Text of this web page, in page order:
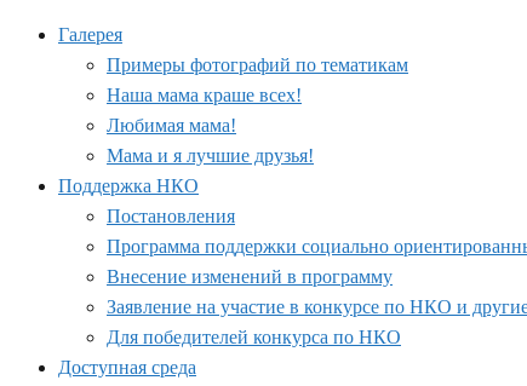
Галерея
Примеры фотографий по тематикам
Наша мама краше всех!
Любимая мама!
Мама и я лучшие друзья!
Поддержка НКО
Постановления
Программа поддержки социально
Внесение изменений в программу
Заявление на участие в конкурсе по НКО и
Для победителей конкурса по НКО
Доступная среда